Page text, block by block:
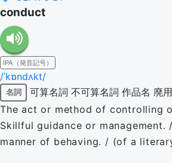
conduct
IPA（発音記号）
/ˈkɒndʌkt/
名詞 可算名詞 不可算名詞 作品名 廃用
The act or method of controlling
Skillful guidance or management.
manner of behaving. / (of a